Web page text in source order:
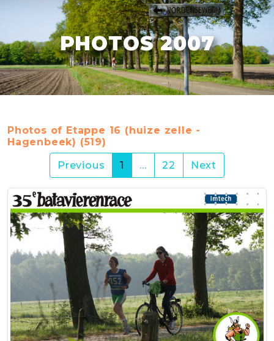
PHOTOS 2007
Photos of Etappe 16 (huize zelle -
Hagenbeek) (519)
Previous
1 (current)
… 22 Next